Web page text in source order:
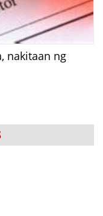
nakitaan ng